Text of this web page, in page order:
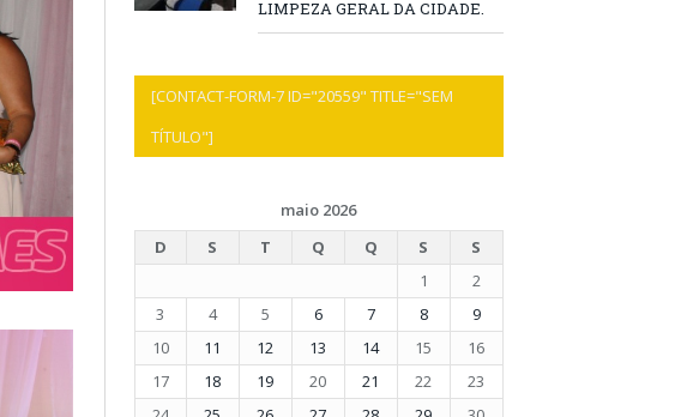
LIMPEZA GERAL DA CIDADE.
[CONTACT-FORM-7 ID="20559" TITLE="SEM
TÍTULO"]
maio 2026
D
S T Q Q S
S
1
2
3
4 5 6 7 8
9
10
11 12 13 14 15
16
17
18 19 20 21 22
23